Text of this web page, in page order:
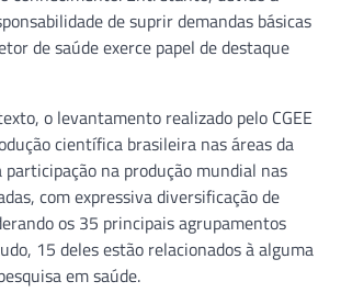
de suprir demandas básicas
de saúde exerce papel de destaque
o levantamento realizado pelo CGEE
científica brasileira nas áreas da
participação na produção mundial nas
com expressiva diversificação de
os 35 principais agrupamentos
15 deles estão relacionados à alguma
em saúde.